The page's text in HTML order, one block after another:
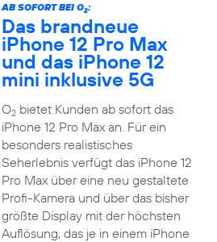
AB SOFORT BEI O2:
Das brandneue
iPhone 12 Pro Max
und das iPhone 12
mini inklusive 5G
O2bietet Kunden ab sofort das
iPhone 12 Pro Max an. Für ein
besonders realistisches
Seherlebnis verfügt das iPhone 12
Pro Max über eine neu gestaltete
Profi-Kamera und über das bisher
größte Display mit der höchsten
Auflösung, das je in einem iPhone